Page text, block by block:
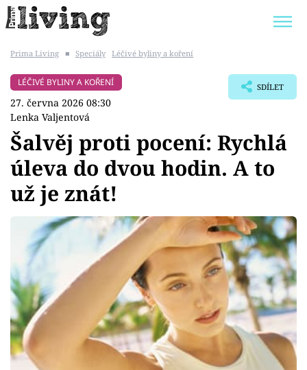
BYDLENÍ SLAVNÝCH
ZAHRADA
Témata
Bydlení
Zahrada
Design
Sledujte prima+
Přihlášení
Prima Living ■ Speciály Léčivé byliny a koření
LÉČIVÉ BYLINY A KOŘENÍ
27. června 2026 08:30
Lenka Valjentová
SDÍLET
Šalvěj proti pocení: Rychlá
úleva do dvou hodin. A to
už je znát!